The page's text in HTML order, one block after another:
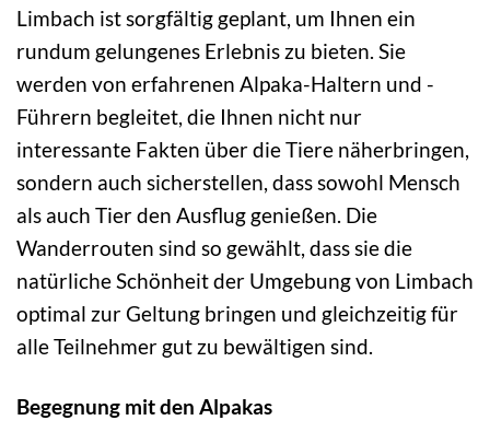
Limbach ist sorgfältig geplant, um Ihnen ein
rundum gelungenes Erlebnis zu bieten. Sie
werden von erfahrenen Alpaka-Haltern und -
Führern begleitet, die Ihnen nicht nur
interessante Fakten über die Tiere näherbringen,
sondern auch sicherstellen, dass sowohl Mensch
als auch Tier den Ausflug genießen. Die
Wanderrouten sind so gewählt, dass sie die
natürliche Schönheit der Umgebung von Limbach
optimal zur Geltung bringen und gleichzeitig für
alle Teilnehmer gut zu bewältigen sind.
Begegnung mit den Alpakas